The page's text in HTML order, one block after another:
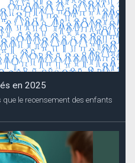
en 2025
le recensement des enfants